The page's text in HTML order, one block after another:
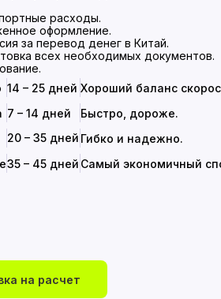
расходы.
оформление.
за перевод денег в Китай.
всех необходимых документов.
14 – 25 дней Хороший баланс
7 – 14 дней
Быстро, дороже.
20 – 35 дней Гибко и надежно.
35 – 45 дней Самый экономичный
на расчет